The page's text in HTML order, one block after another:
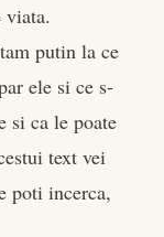
viata.
putin la ce
ele si ce s-
si ca le poate
text vei
poti incerca,